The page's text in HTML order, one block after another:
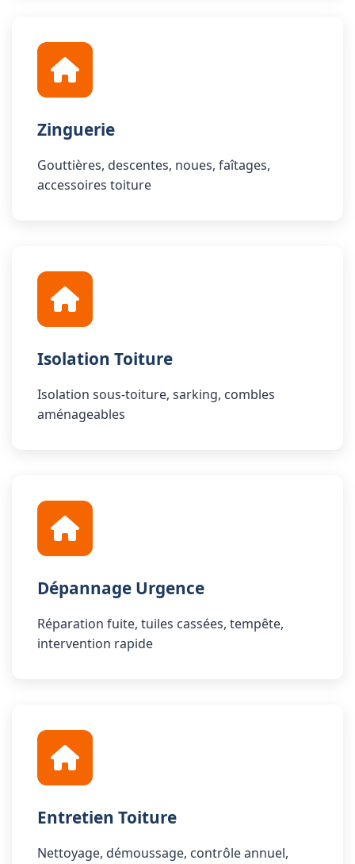
Zinguerie
Gouttières, descentes, noues, faîtages,
accessoires toiture
Isolation Toiture
Isolation sous-toiture, sarking, combles
aménageables
Dépannage Urgence
Réparation fuite, tuiles cassées, tempête,
intervention rapide
Entretien Toiture
Nettoyage, démoussage, contrôle annuel,